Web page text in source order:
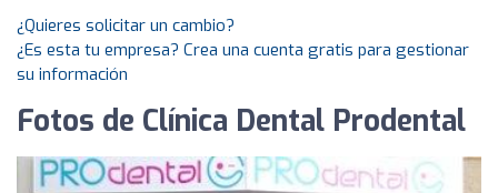
¿Quieres solicitar un cambio?
¿Es esta tu empresa? Crea una cuenta gratis para gestionar
su información
Fotos de Clínica Dental Prodental